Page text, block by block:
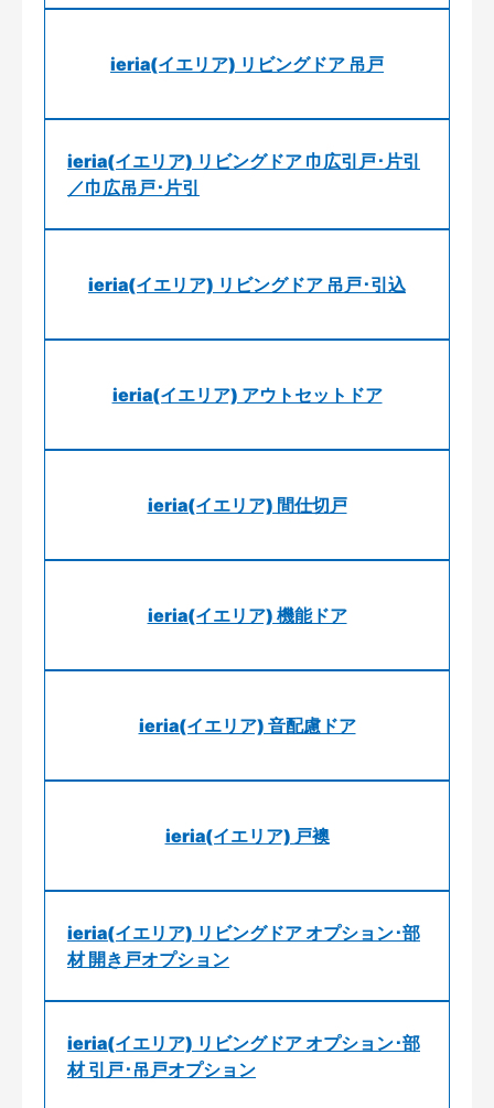
ieria(イエリア) リビングドア 吊戸
ieria(イエリア) リビングドア 巾広引戸･片引
／巾広吊戸･片引
ieria(イエリア) リビングドア 吊戸･引込
ieria(イエリア) アウトセットドア
ieria(イエリア) 間仕切戸
ieria(イエリア) 機能ドア
ieria(イエリア) 音配慮ドア
ieria(イエリア) 戸襖
ieria(イエリア) リビングドア オプション･部
材 開き戸オプション
ieria(イエリア) リビングドア オプション･部
材 引戸･吊戸オプション